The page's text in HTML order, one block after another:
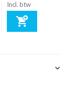
Incl. btw